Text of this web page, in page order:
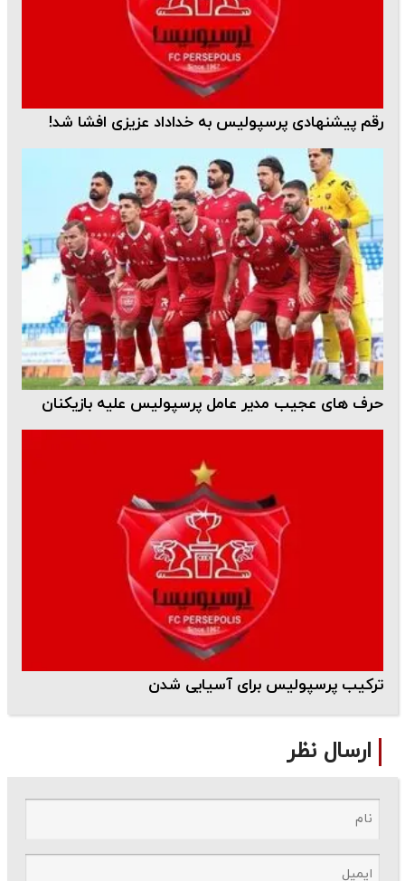
رقم پیشنهادی پرسپولیس به خداداد عزیزی افشا شد!
حرف های عجیب مدیر عامل پرسپولیس علیه بازیکنان
ترکیب پرسپولیس برای آسیایی شدن
ارسال نظر